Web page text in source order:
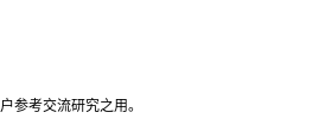
参考交流研究之用。